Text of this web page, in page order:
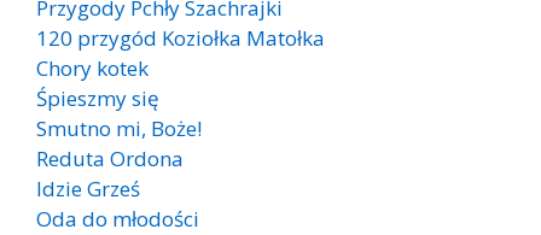
Przygody Pchły Szachrajki
120 przygód Koziołka Matołka
Chory kotek
Śpieszmy się
Smutno mi, Boże!
Reduta Ordona
Idzie Grześ
Oda do młodości